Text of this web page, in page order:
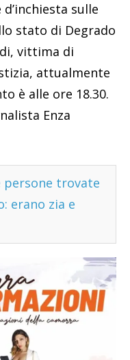
sulle
stato di Degrado
vittima di
attualmente
è alle ore 18.30.
Enza
persone trovate
erano zia e